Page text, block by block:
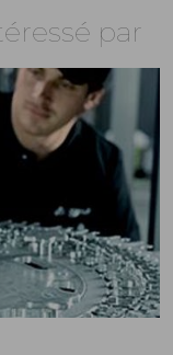
par